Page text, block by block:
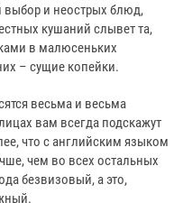
выбор и неострых блюд,
кушаний слывет та,
в малюсеньких
– сущие копейки.
весьма и весьма
вам всегда подскажут
что с английским языком
чем во всех остальных
безвизовый, а это,